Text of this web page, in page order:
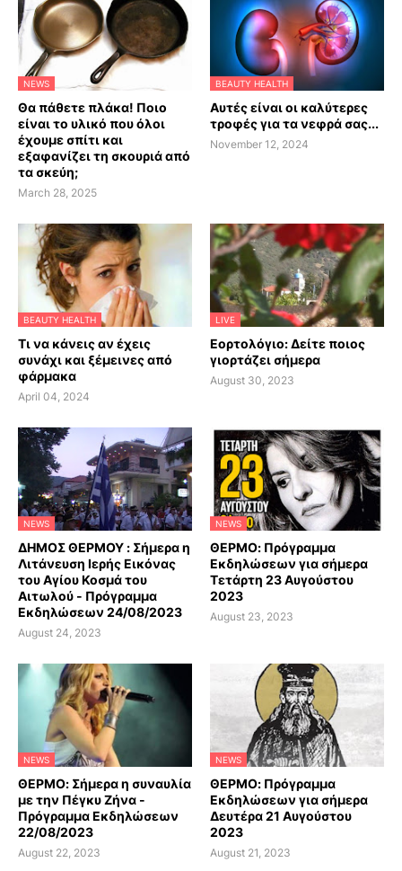
NEWS
Θα πάθετε πλάκα! Ποιο
είναι το υλικό που όλοι
έχουμε σπίτι και
εξαφανίζει τη σκουριά από
τα σκεύη;
March 28, 2025
BEAUTY HEALTH
Αυτές είναι οι καλύτερες
τροφές για τα νεφρά σας...
November 12, 2024
BEAUTY HEALTH
Τι να κάνεις αν έχεις
συνάχι και ξέμεινες από
φάρμακα
April 04, 2024
LIVE
Εορτολόγιο: Δείτε ποιος
γιορτάζει σήμερα
August 30, 2023
NEWS
ΔΗΜΟΣ ΘΕΡΜΟΥ : Σήμερα η
Λιτάνευση Ιερής Εικόνας
του Αγίου Κοσμά του
Αιτωλού - Πρόγραμμα
Εκδηλώσεων 24/08/2023
August 24, 2023
NEWS
ΘΕΡΜΟ: Πρόγραμμα
Εκδηλώσεων για σήμερα
Τετάρτη 23 Αυγούστου
2023
August 23, 2023
NEWS
ΘΕΡΜΟ: Σήμερα η συναυλία
με την Πέγκυ Ζήνα -
Πρόγραμμα Εκδηλώσεων
22/08/2023
August 22, 2023
NEWS
ΘΕΡΜΟ: Πρόγραμμα
Εκδηλώσεων για σήμερα
Δευτέρα 21 Αυγούστου
2023
August 21, 2023